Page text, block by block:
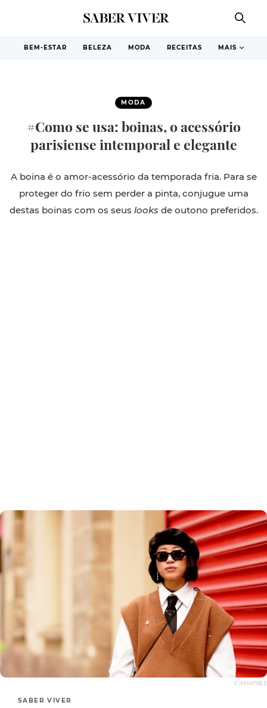
BEM-ESTAR BELEZA MODA RECEITAS MAIS
MODA
#Como se usa: boinas, o acessório
parisiense intemporal e elegante
A boina é o amor-acessório da temporada fria. Para se
proteger do frio sem perder a pinta, conjugue uma
destas boinas com os seus looks de outono preferidos.
© IMAXTREE
SABER VIVER